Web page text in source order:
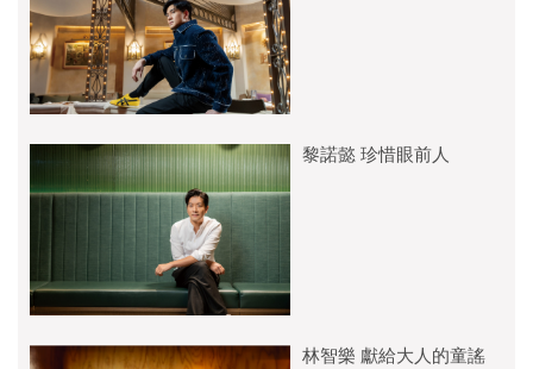
黎諾懿 珍惜眼前人
林智樂 獻給大人的童謠